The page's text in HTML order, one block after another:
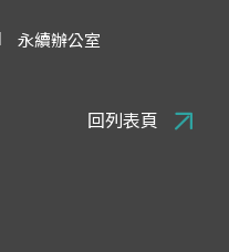
永續辦公室
回列表頁